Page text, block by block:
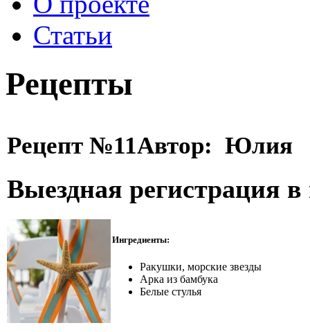
Статьи
Рецепты
Рецепт №11Автор: Юлия
Выездная регистрация
Ингредиенты:
Ракушки, морские звезды
Арка из бамбука
Белые стулья